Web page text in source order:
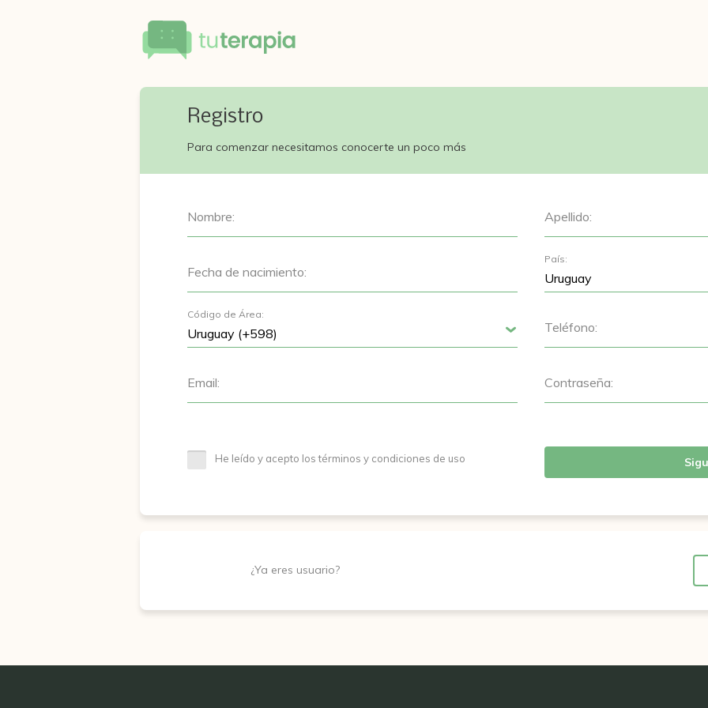
Registro
Para comenzar necesitamos conocerte un poco más
Nombre: Apellido:
Fecha de nacimiento:
País:
Código de Área:
Teléfono:
Email: Contraseña:
He leído y acepto los términos y condiciones de uso
¿Ya eres usuario?